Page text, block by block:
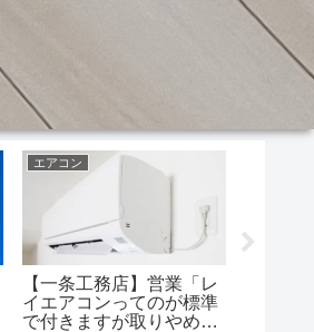
エアコン
【一条工務店】営業「レ
イエアコンってのが標準
で付きますが取りやめす